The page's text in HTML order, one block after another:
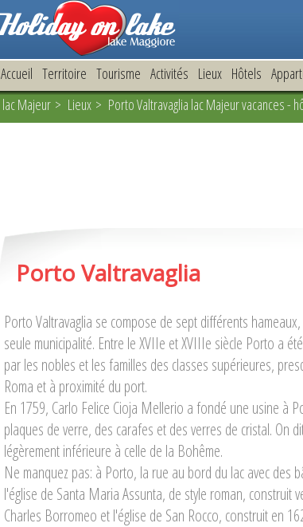
Accueil Territoire Tourisme Activités Lieux Hôtels
lac Majeur > Lieux > Porto Valtravaglia lac Majeur vacances -
Porto Valtravaglia
Porto Valtravaglia se compose de sept différents
seule municipalité. Entre le XVIIe et XVIIIe siècle Porto a
par les nobles et les familles des classes supérieures,
Roma et à proximité du port.
En 1759, Carlo Felice Cioja Mellerio a fondé une usine à
plaques de verre, des carafes et des verres de cristal. On
légèrement inférieure à celle de la Bohême.
Ne manquez pas: à Porto, la rue au bord du lac avec des
l'église de Santa Maria Assunta, de style roman, construit
Charles Borromeo et l'église de San Rocco, construit en